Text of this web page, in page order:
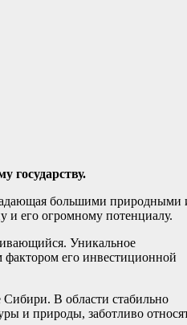
государству.
большими природными
и его огромному потенциалу.
Уникальное
его инвестиционной
Сибири. В области стабильно
и природы, заботливо